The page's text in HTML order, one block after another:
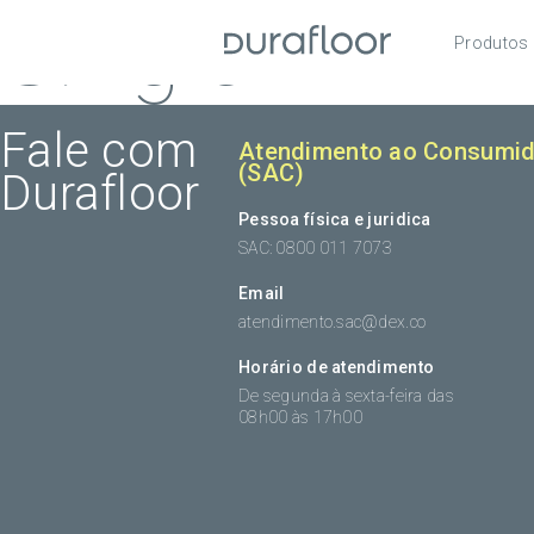
Produtos
Single
Fale com
Durafloor
Atendimento ao
(SAC)
Pessoa física e juridica
SAC: 0800 011 7073
Email
atendimento.sac@dex.co
Horário de atendimento
De segunda à sexta-feira das
08h00 às 17h00